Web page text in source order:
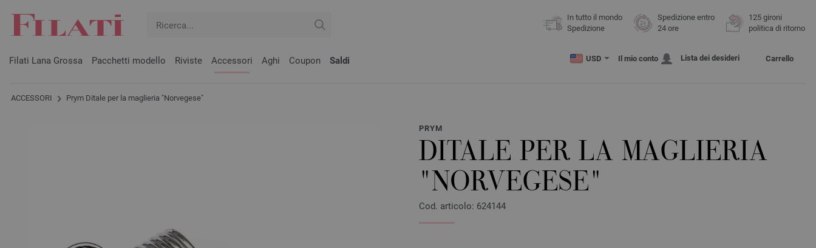
In tutto il mondo
Spedizione
Spedizione entro
24 ore
125 gironi
politica di ritorno
Filati Lana Grossa Pacchetti modello Riviste Accessori Aghi Coupon Saldi USD Il mio conto Lista dei desideri Carrello
ACCESSORI Prym Ditale per la maglieria "Norvegese"
PRYM
DITALE PER LA MAGLIERIA
"NORVEGESE"
Cod. articolo: 624144